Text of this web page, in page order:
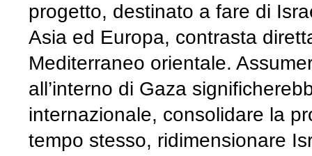
progetto, destinato a fare di
Asia ed Europa, contrasta
Mediterraneo orientale.
all’interno di Gaza
internazionale, consolidare la
tempo stesso, ridimensionare